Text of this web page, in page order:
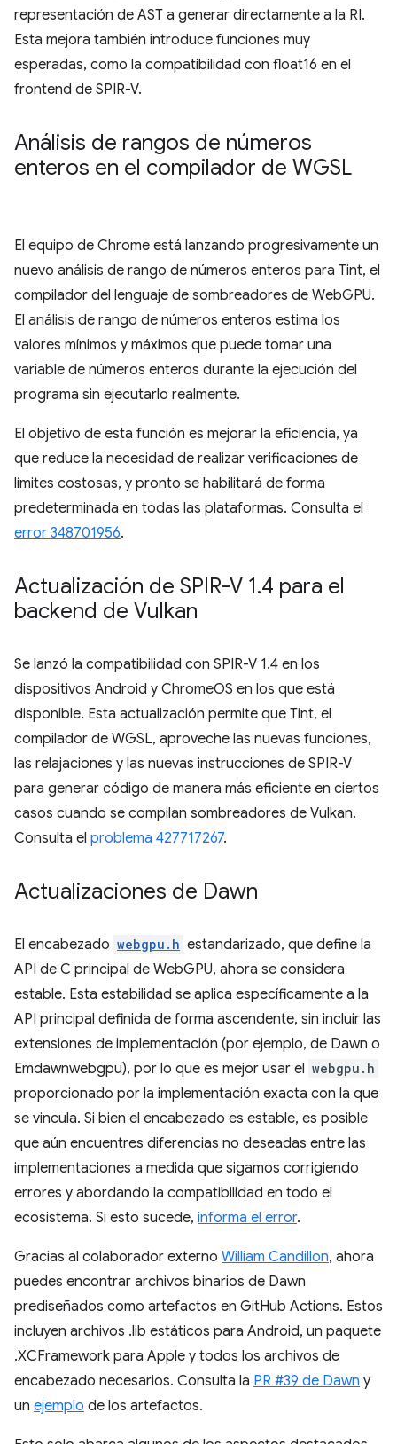
representación de AST a generar directamente a la RI.
Esta mejora también introduce funciones muy
esperadas, como la compatibilidad con float16 en el
frontend de SPIR-V.
Análisis de rangos de números
enteros en el compilador de WGSL
El equipo de Chrome está lanzando progresivamente un
nuevo análisis de rango de números enteros para Tint, el
compilador del lenguaje de sombreadores de WebGPU.
El análisis de rango de números enteros estima los
valores mínimos y máximos que puede tomar una
variable de números enteros durante la ejecución del
programa sin ejecutarlo realmente.
El objetivo de esta función es mejorar la eficiencia, ya
que reduce la necesidad de realizar verificaciones de
límites costosas, y pronto se habilitará de forma
predeterminada en todas las plataformas. Consulta el
error 348701956.
Actualización de SPIR-V 1.4 para el
backend de Vulkan
Se lanzó la compatibilidad con SPIR-V 1.4 en los
dispositivos Android y ChromeOS en los que está
disponible. Esta actualización permite que Tint, el
compilador de WGSL, aproveche las nuevas funciones,
las relajaciones y las nuevas instrucciones de SPIR-V
para generar código de manera más eficiente en ciertos
casos cuando se compilan sombreadores de Vulkan.
Consulta el problema 427717267.
Actualizaciones de Dawn
El encabezado webgpu.h estandarizado, que define la
API de C principal de WebGPU, ahora se considera
estable. Esta estabilidad se aplica específicamente a la
API principal definida de forma ascendente, sin incluir las
extensiones de implementación (por ejemplo, de Dawn o
Emdawnwebgpu), por lo que es mejor usar el webgpu.h
proporcionado por la implementación exacta con la que
se vincula. Si bien el encabezado es estable, es posible
que aún encuentres diferencias no deseadas entre las
implementaciones a medida que sigamos corrigiendo
errores y abordando la compatibilidad en todo el
ecosistema. Si esto sucede, informa el error.
Gracias al colaborador externo William Candillon, ahora
puedes encontrar archivos binarios de Dawn
prediseñados como artefactos en GitHub Actions. Estos
incluyen archivos .lib estáticos para Android, un paquete
.XCFramework para Apple y todos los archivos de
encabezado necesarios. Consulta la PR #39 de Dawn y
un ejemplo de los artefactos.